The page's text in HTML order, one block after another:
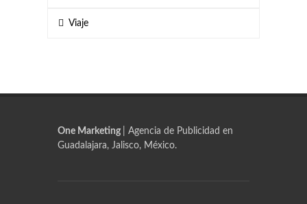
Viaje
One Marketing
| Agencia de Publicidad en
Guadalajara, Jalisco, México.